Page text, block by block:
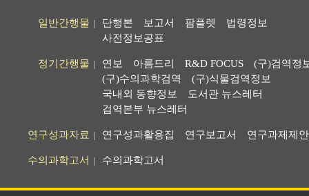
일반간행물 단행본 보고서 팜플렛
법령정보
사전정보공표
정기간행물 연보 아름드리 R&D FOCUS
(구)검역정
(구)수의과학검역
(구)식물검역정보
국내외 동향정보
도서관 뉴스레터
검역본부 뉴스레터
연구성과자료 연구성과활용집 연구보고서 연구과제제
수의과학고서 수의과학고서